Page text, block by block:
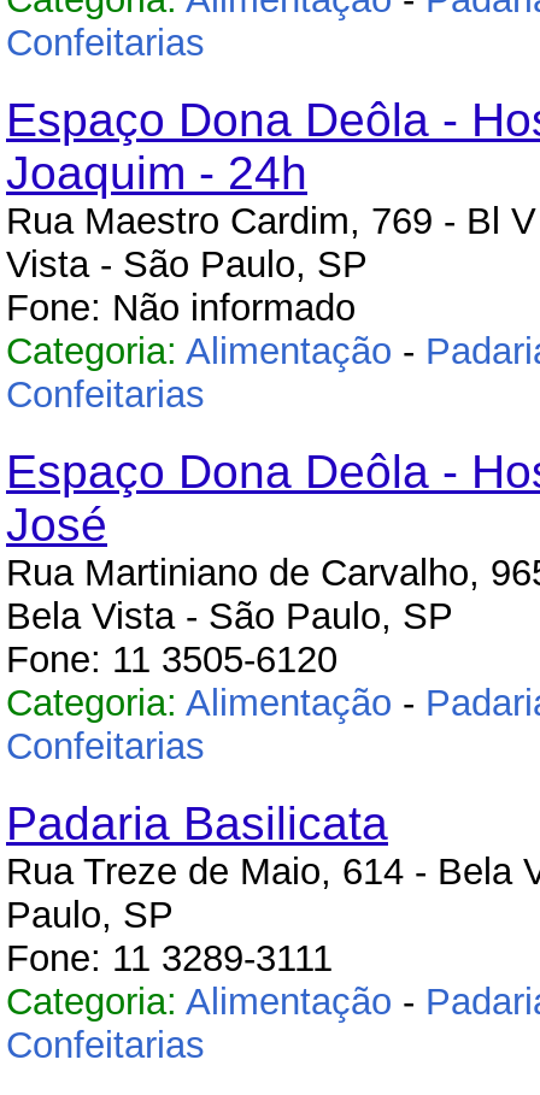
Confeitarias
Espaço Dona Deôla -
Joaquim - 24h
Rua Maestro Cardim, 769 - Bl
Vista - São Paulo, SP
Fone: Não informado
Categoria: Alimentação -
Confeitarias
Espaço Dona Deôla -
José
Rua Martiniano de Carvalho,
Bela Vista - São Paulo, SP
Fone: 11 3505-6120
Categoria: Alimentação -
Confeitarias
Padaria Basilicata
Rua Treze de Maio, 614 - Bela
Paulo, SP
Fone: 11 3289-3111
Categoria: Alimentação -
Confeitarias